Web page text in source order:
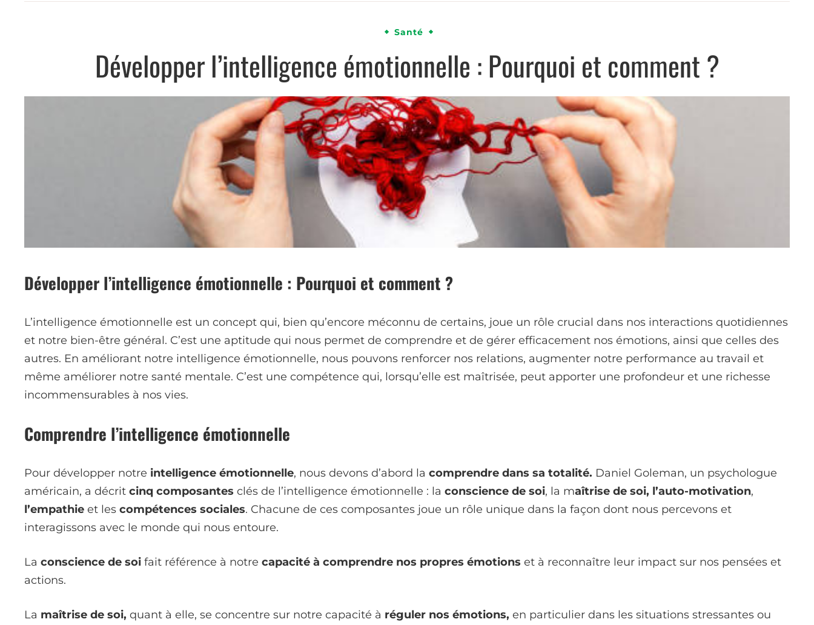
Santé
Développer l’intelligence émotionnelle : Pourquoi et comment ?
Développer l’intelligence émotionnelle : Pourquoi et comment ?
L’intelligence émotionnelle est un concept qui, bien qu’encore méconnu de certains, joue un rôle crucial dans nos interactions quotidiennes
et notre bien-être général. C’est une aptitude qui nous permet de comprendre et de gérer efficacement nos émotions, ainsi que celles des
autres. En améliorant notre intelligence émotionnelle, nous pouvons renforcer nos relations, augmenter notre performance au travail et
même améliorer notre santé mentale. C’est une compétence qui, lorsqu’elle est maîtrisée, peut apporter une profondeur et une richesse
incommensurables à nos vies.
Comprendre l’intelligence émotionnelle
Pour développer notre intelligence émotionnelle, nous devons d’abord la comprendre dans sa totalité. Daniel Goleman, un psychologue
américain, a décrit cinq composantes clés de l’intelligence émotionnelle : la conscience de soi, la maîtrise de soi, l’auto-motivation,
l’empathie et les compétences sociales. Chacune de ces composantes joue un rôle unique dans la façon dont nous percevons et
interagissons avec le monde qui nous entoure.
La conscience de soi fait référence à notre capacité à comprendre nos propres émotions et à reconnaître leur impact sur nos pensées et
actions.
La maîtrise de soi, quant à elle, se concentre sur notre capacité à réguler nos émotions, en particulier dans les situations stressantes ou